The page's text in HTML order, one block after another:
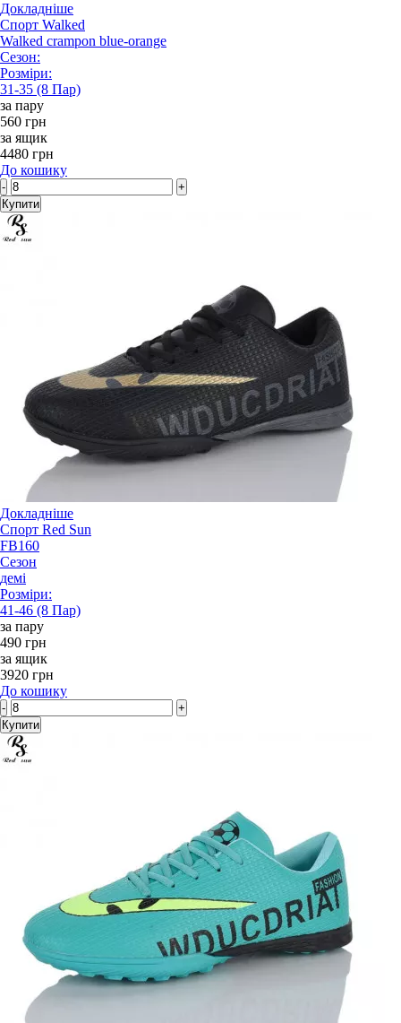
Докладніше
Спорт Walked
Walked crampon blue-orange
Сезон:
Розміри:
31-35 (8 Пар)
за пару
560 грн
за ящик
4480 грн
До кошику
-
+
Купити
Докладніше
Спорт Red Sun
FB160
Сезон
демі
Розміри:
41-46 (8 Пар)
за пару
490 грн
за ящик
3920 грн
До кошику
-
+
Купити